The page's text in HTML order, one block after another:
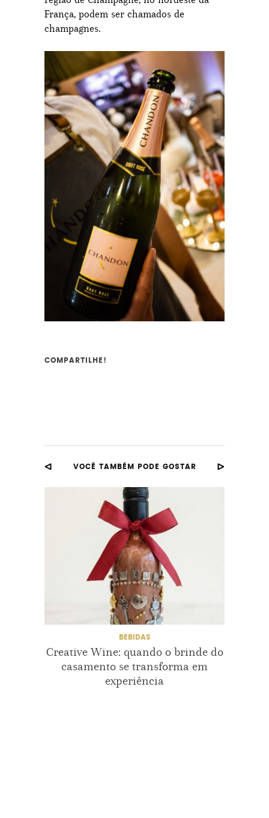
França, podem ser chamados de
champagnes.
COMPARTILHE!
VOCÊ TAMBÉM PODE GOSTAR
BEBIDAS
Creative Wine: quando o brinde do
casamento se transforma em
experiência